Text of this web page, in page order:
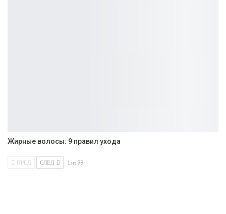
Жирные волосы: 9 правил ухода
ПРЕД СЛЕД 1 из 99